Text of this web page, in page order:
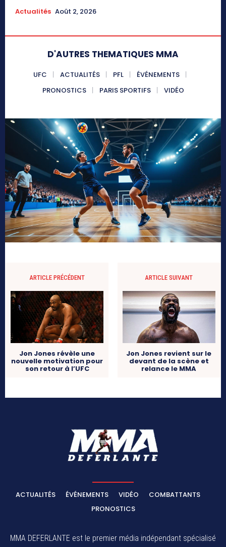
Actualités Août 2, 2026
D'AUTRES THEMATIQUES MMA
UFC ACTUALITÉS PFL
ÉVÉNEMENTS
PRONOSTICS
PARIS SPORTIFS VIDÉO
ARTICLE PRÉCÉDENT
Jon Jones révèle une
nouvelle motivation pour
son retour à l’UFC
ARTICLE SUIVANT
Jon Jones revient sur le
devant de la scène et
relance le MMA
ACTUALITÉS ÉVÉNEMENTS VIDÉO
COMBATTANTS
PRONOSTICS
MMA DEFERLANTE est le premier média indépendant spécialisé